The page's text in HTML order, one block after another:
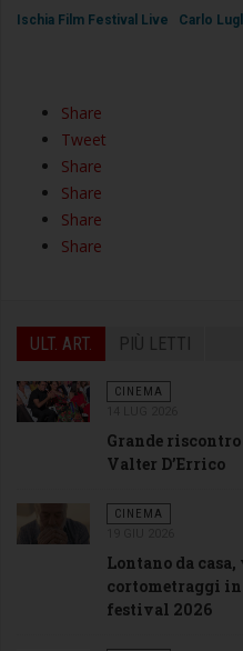
Ischia Film Festival Live
Carlo
Share
Tweet
Share
Share
Share
Share
ULT. ART. PIÙ LETTI
CINEMA
Grande
Valter D’Errico
CINEMA
Lontano da
cortometraggi
festival 2026